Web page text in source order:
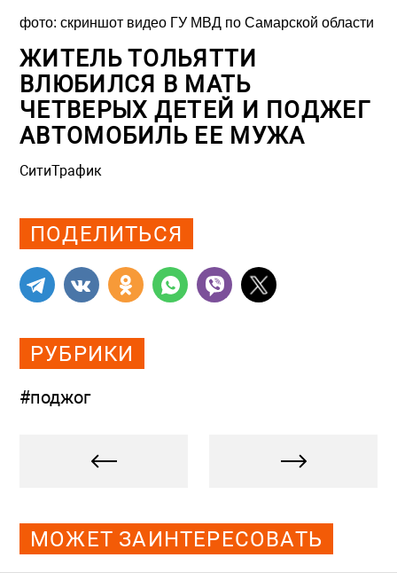
фото: скриншот видео ГУ МВД по Самарской области
ЖИТЕЛЬ ТОЛЬЯТТИ
ВЛЮБИЛСЯ В МАТЬ
ЧЕТВЕРЫХ ДЕТЕЙ И ПОДЖЕГ
АВТОМОБИЛЬ ЕЕ МУЖА
СитиТрафик
ПОДЕЛИТЬСЯ
РУБРИКИ
#поджог
МОЖЕТ ЗАИНТЕРЕСОВАТЬ